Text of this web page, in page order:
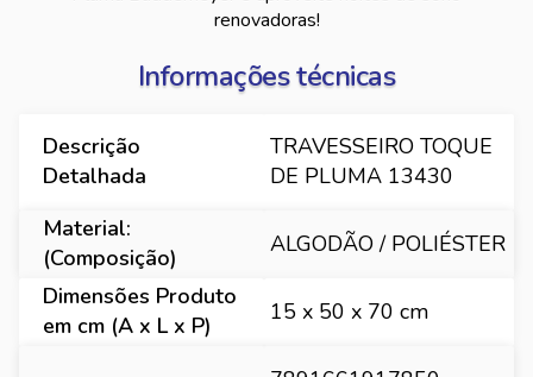
renovadoras!
Informações técnicas
Descrição
Detalhada
TRAVESSEIRO TOQUE
DE PLUMA 13430
Material:
(Composição)
ALGODÃO / POLIÉSTER
Dimensões Produto
em cm (A x L x P)
15 x 50 x 70 cm